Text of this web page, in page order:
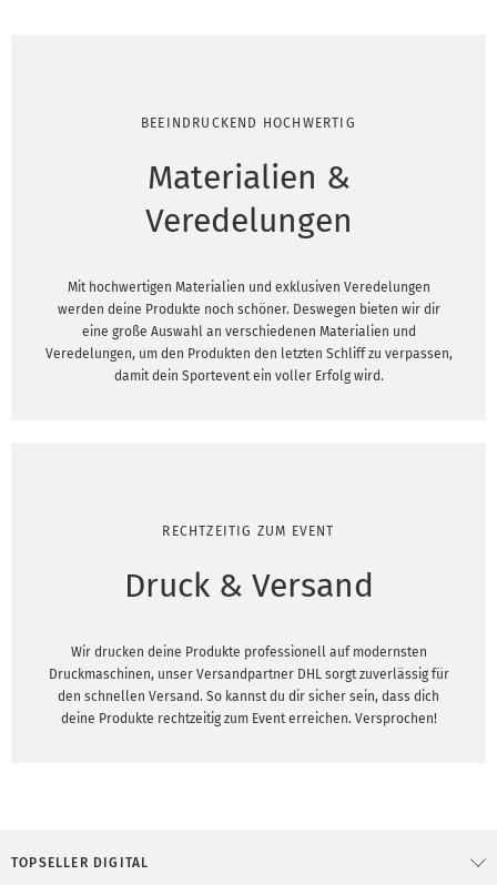
BEEINDRUCKEND HOCHWERTIG
Materialien &
Veredelungen
Mit hochwertigen Materialien und exklusiven Veredelungen
werden deine Produkte noch schöner. Deswegen bieten wir dir
eine große Auswahl an verschiedenen Materialien und
Veredelungen, um den Produkten den letzten Schliff zu verpassen,
damit dein Sportevent ein voller Erfolg wird.
RECHTZEITIG ZUM EVENT
Druck & Versand
Wir drucken deine Produkte professionell auf modernsten
Druckmaschinen, unser Versandpartner DHL sorgt zuverlässig für
den schnellen Versand. So kannst du dir sicher sein, dass dich
deine Produkte rechtzeitig zum Event erreichen. Versprochen!
TOPSELLER DIGITAL